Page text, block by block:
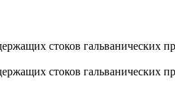
стоков гальванических
стоков гальванических